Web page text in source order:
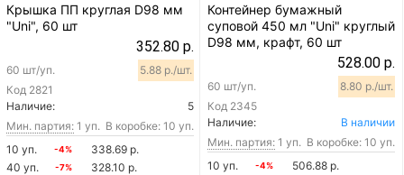
Крышка ПП круглая D98 мм
"Uni", 60 шт
352.80 р.
Код 2821
60 шт/уп. 5.88 р./шт.
Наличие:
5
Мин. партия: 1 уп. В коробке: 10 уп.
10 уп.
-4%
338.69 р.
40 уп.
-7%
328.10 р.
Контейнер бумажный
суповой 450 мл "Uni" круглый
D98 мм, крафт, 60 шт
528.00 р.
Код 2345
60 шт/уп. 8.80 р./шт.
Наличие:
В наличии
Мин. партия: 1 уп. В коробке: 10 уп.
10 уп.
-4%
506.88 р.